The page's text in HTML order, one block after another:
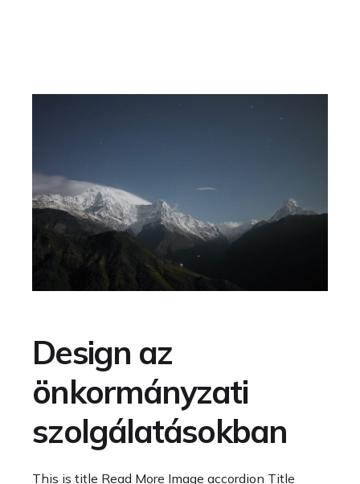
Design az
önkormányzati
szolgálatásokban
This is title Read More Image accordion Title